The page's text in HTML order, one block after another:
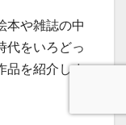
本や雑誌の中
代をいろどっ
品を紹介しま